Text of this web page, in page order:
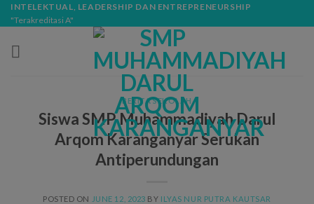
Skip
to
content
INTELEKTUAL, LEADERSHIP DAN ENTREPRENEURSHIP
"Terakreditasi A"
BERITA SEKOLAH
Siswa SMP Muhammadiyah Darul
Arqom Karanganyar Serukan
Antiperundungan
POSTED ON JUNE 12, 2023 BY ILYAS NUR PUTRA KAUTSAR
modal-check